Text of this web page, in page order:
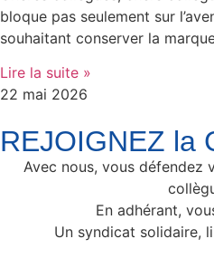
bloque pas seulement sur
souhaitant conserver la
Lire la suite »
22 mai 2026
REJOIGNEZ la
Avec nous, vous défendez
En adhérant,
Un syndicat solidaire,